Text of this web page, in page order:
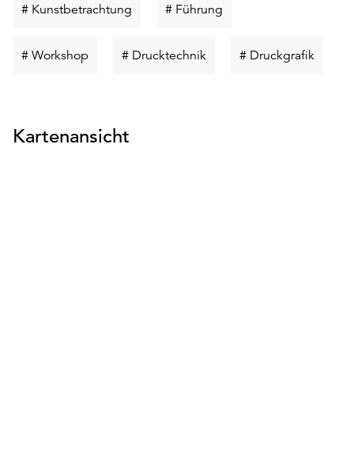
# Kunstbetrachtung Schlüsselwort
# Führung
# WorkshopSchlüsselwort
# DrucktechnikSchlüsselwort
# Druckgrafik
Kartenansicht